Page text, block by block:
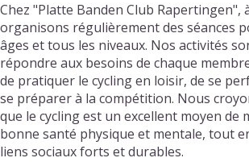
Chez "Platte Banden Club Rapertingen",
organisons régulièrement des séances
âges et tous les niveaux. Nos activités
répondre aux besoins de chaque
de pratiquer le cycling en loisir, de se
se préparer à la compétition. Nous
que le cycling est un excellent moyen de
bonne santé physique et mentale, tout
liens sociaux forts et durables.